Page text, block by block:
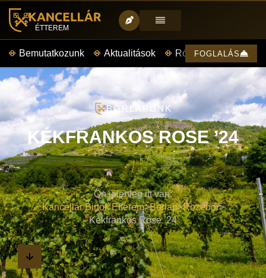
ÉTTEREM
Bemutatkozunk Aktualitások Rólunk mondták
FOGLALÁS
BORLAPUNK
KÉKFRANKOS ROSE ’24
Ön jelenleg itt van:
Kancellár Birtok Étterem>Borlap>Rozébor>
Kékfrankos Rose ’24